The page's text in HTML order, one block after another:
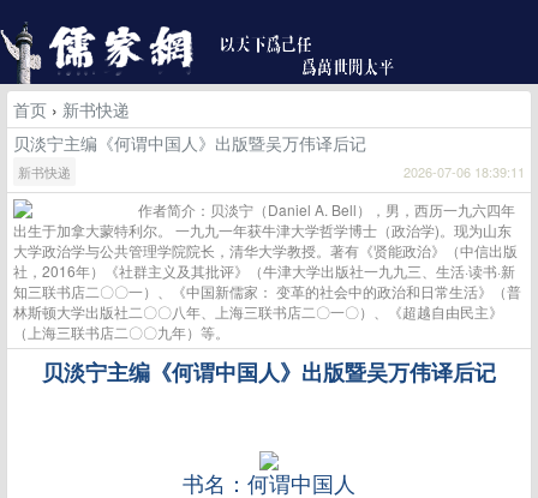
首页 › 新书快递
贝淡宁主编《何谓中国人》出版暨吴万伟译后记
新书快递 2026-07-06 18:39:11
作者简介：贝淡宁（Daniel A. Bell），男，西历一九六四年
出生于加拿大蒙特利尔。 一九九一年获牛津大学哲学博士（政治学)。现为山东
大学政治学与公共管理学院院长，清华大学教授。著有《贤能政治》（中信出版
社，2016年）《社群主义及其批评》（牛津大学出版社一九九三、生活·读书·新
知三联书店二〇〇一）、《中国新儒家： 变革的社会中的政治和日常生活》（普
林斯顿大学出版社二〇〇八年、上海三联书店二〇一〇）、《超越自由民主》
（上海三联书店二〇〇九年）等。
贝淡宁主编《何谓中国人》出版暨吴万伟译后记
书名：何谓中国人